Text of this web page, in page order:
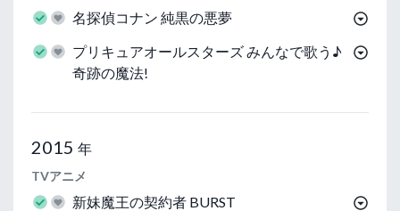
名探偵コナン 純黒の悪夢
プリキュアオールスターズ みんなで歌う♪
奇跡の魔法!
2015 年
TVアニメ
新妹魔王の契約者 BURST